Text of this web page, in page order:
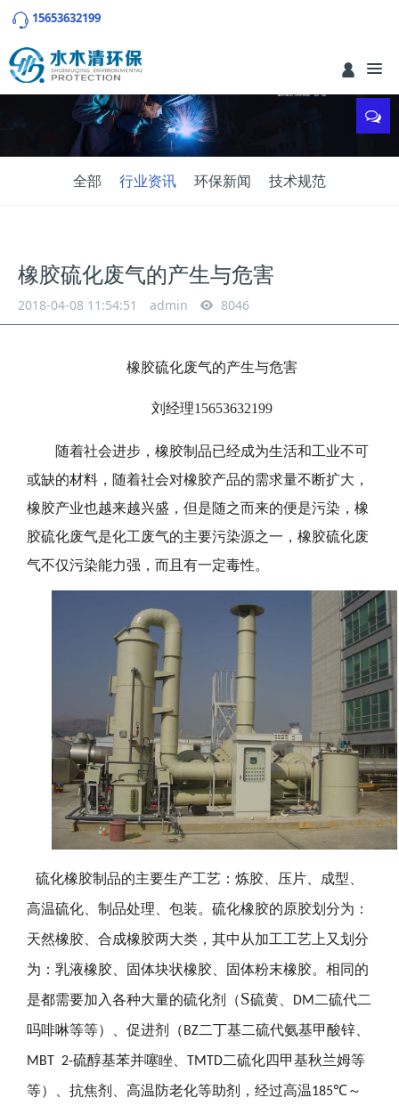
15653632199
全部 行业资讯 环保新闻 技术规范
橡胶硫化废气的产生与危害
2018-04-08 11:54:51 admin 8046
橡胶硫化废气的产生与危害
刘经理15653632199
随着社会进步，橡胶制品已经成为生活和工业不可
或缺的材料，随着社会对橡胶产品的需求量不断扩大，
橡胶产业也越来越兴盛，但是随之而来的便是污染，橡
胶硫化废气是化工废气的主要污染源之一，橡胶硫化废
气不仅污染能力强，而且有一定毒性。
硫化橡胶制品的主要生产工艺：炼胶、压片、成型、
高温硫化、制品处理、包装。硫化橡胶的原胶划分为：
天然橡胶、合成橡胶两大类，其中从加工工艺上又划分
为：乳液橡胶、固体块状橡胶、固体粉末橡胶。相同的
是都需要加入各种大量的硫化剂（S硫黄、 DM 二硫代二
吗啡啉等等）、促进剂（ BZ二丁基二硫代氨基甲酸锌、
MBT 2-硫醇基苯并噻睉、 TMTD二硫化四甲基秋兰姆等
等）、抗焦剂、高温防老化等助剂，经过高温185℃～